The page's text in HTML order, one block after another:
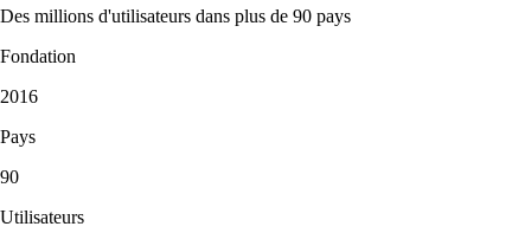
Des millions d'utilisateurs dans plus de 90 pays
Fondation
2016
Pays
90
Utilisateurs